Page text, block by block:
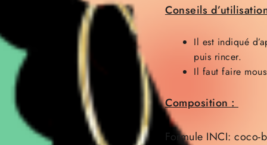
Conseils
Il est indiqué
puis rincer.
Il faut faire
Composition :
Formule INCI: